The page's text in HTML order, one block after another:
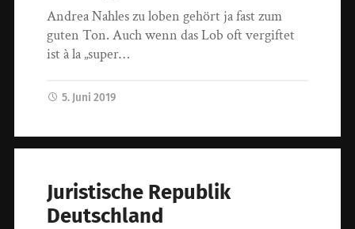
Andrea Nahles zu loben gehört ja fast zum
guten Ton. Auch wenn das Lob oft vergiftet
ist à la „super…
5. Juni 2019
Juristische Republik
Deutschland